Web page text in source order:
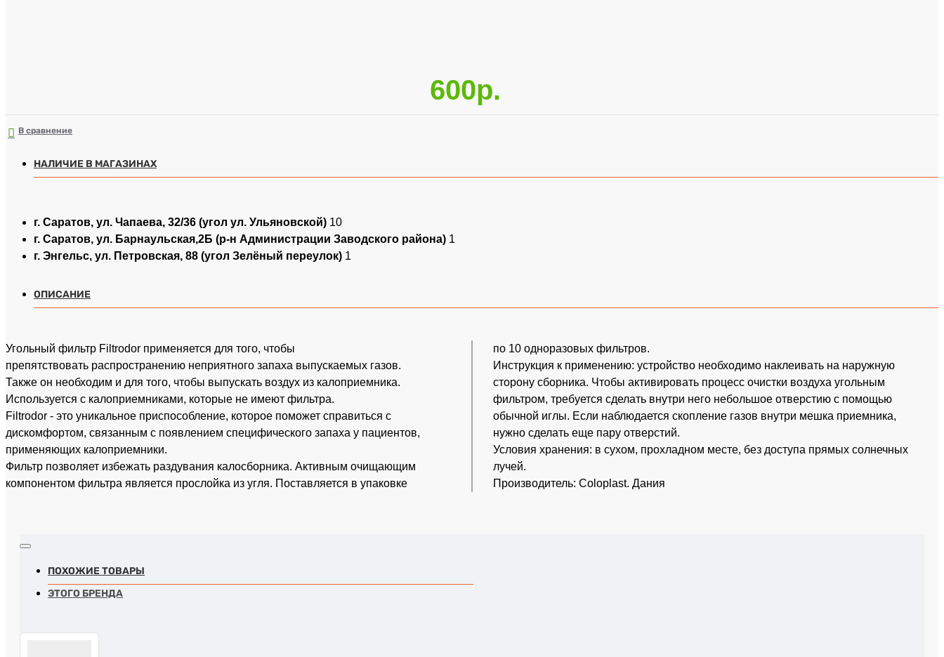
600р.
В сравнение
НАЛИЧИЕ В МАГАЗИНАХ
г. Саратов, ул. Чапаева, 32/36 (угол ул. Ульяновской) 10
г. Саратов, ул. Барнаульская,2Б (р-н Администрации Заводского района) 1
г. Энгельс, ул. Петровская, 88 (угол Зелёный переулок) 1
ОПИСАНИЕ
Угольный фильтр Filtrodor применяется для того, чтобы
препятствовать распространению неприятного запаха выпускаемых газов.
Также он необходим и для того, чтобы выпускать воздух из калоприемника.
Используется с калоприемниками, которые не имеют фильтра.
Filtrodor - это уникальное приспособление, которое поможет справиться с
дискомфортом, связанным с появлением специфического запаха у пациентов,
применяющих калоприемники.
Фильтр позволяет избежать раздувания калосборника. Активным очищающим
компонентом фильтра является прослойка из угля. Поставляется в упаковке
по 10 одноразовых фильтров.
Инструкция к применению: устройство необходимо наклеивать на наружную
сторону сборника. Чтобы активировать процесс очистки воздуха угольным
фильтром, требуется сделать внутри него небольшое отверстию с помощью
обычной иглы. Если наблюдается скопление газов внутри мешка приемника,
нужно сделать еще пару отверстий.
Условия хранения: в сухом, прохладном месте, без доступа прямых солнечных
лучей.
Производитель: Coloplast. Дания
ПОХОЖИЕ ТОВАРЫ
ЭТОГО БРЕНДА